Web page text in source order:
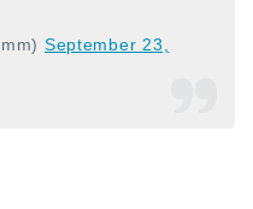
September 23,